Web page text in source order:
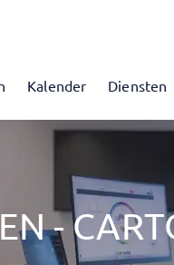
Kalender Diensten
-